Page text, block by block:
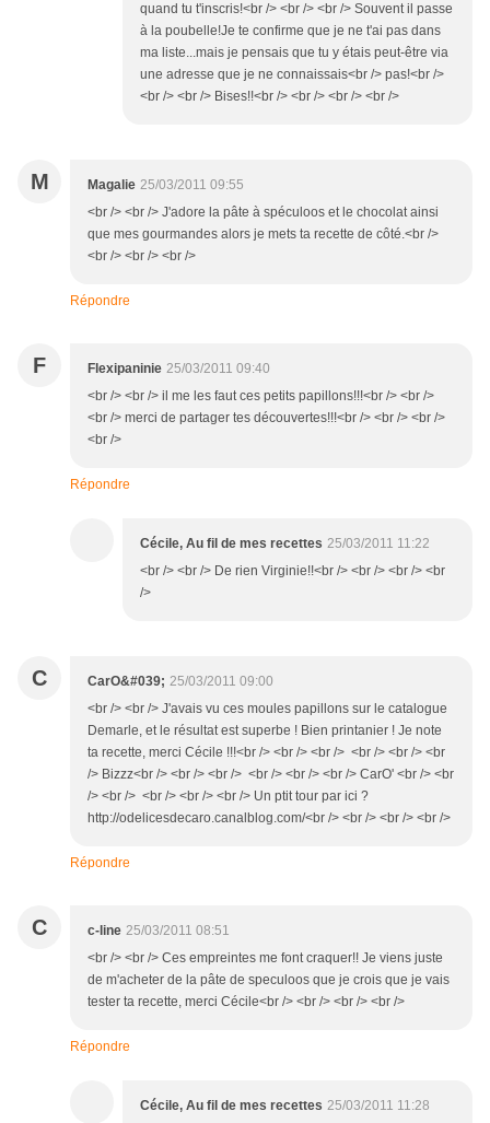
quand tu t'inscris!<br /> <br /> <br /> Souvent il passe
à la poubelle!Je te confirme que je ne t'ai pas dans
ma liste...mais je pensais que tu y étais peut-être via
une adresse que je ne connaissais<br /> pas!<br />
<br /> <br /> Bises!!<br /> <br /> <br /> <br />
M Magalie 25/03/2011 09:55
<br /> <br /> J'adore la pâte à spéculoos et le chocolat ainsi
que mes gourmandes alors je mets ta recette de côté.<br />
<br /> <br /> <br />
Répondre
F Flexipaninie 25/03/2011 09:40
<br /> <br /> il me les faut ces petits papillons!!!<br /> <br />
<br /> merci de partager tes découvertes!!!<br /> <br /> <br />
<br />
Répondre
Cécile, Au fil de mes recettes 25/03/2011 11:22
<br /> <br /> De rien Virginie!!<br /> <br /> <br /> <br
/>
C CarO&#039; 25/03/2011 09:00
<br /> <br /> J'avais vu ces moules papillons sur le catalogue
Demarle, et le résultat est superbe ! Bien printanier ! Je note
ta recette, merci Cécile !!!<br /> <br /> <br /> <br /> <br /> <br
/> Bizzz<br /> <br /> <br /> <br /> <br /> <br /> CarO' <br /> <br
/> <br /> <br /> <br /> <br /> Un ptit tour par ici ?
http://odelicesdecaro.canalblog.com/<br /> <br /> <br /> <br />
Répondre
C c-line 25/03/2011 08:51
<br /> <br /> Ces empreintes me font craquer!! Je viens juste
de m'acheter de la pâte de speculoos que je crois que je vais
tester ta recette, merci Cécile<br /> <br /> <br /> <br />
Répondre
Cécile, Au fil de mes recettes 25/03/2011 11:28